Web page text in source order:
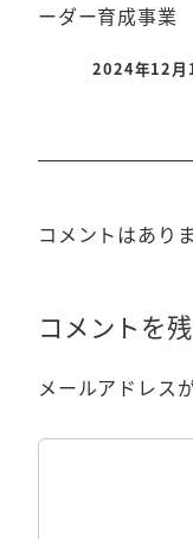
ーダー育成事業
2024年12月
コメントはあり
コメントを
メールアドレス